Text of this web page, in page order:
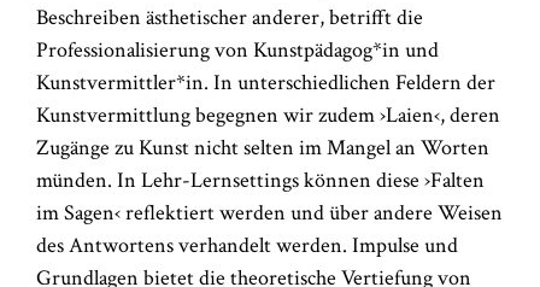
Beschreiben ästhetischer anderer, betrifft die
Professionalisierung von Kunstpädagog*in und
Kunstvermittler*in. In unterschiedlichen Feldern der
Kunstvermittlung begegnen wir zudem ›Laien‹, deren
Zugänge zu Kunst nicht selten im Mangel an Worten
münden. In Lehr-Lernsettings können diese ›Falten
im Sagen‹ reflektiert werden und über andere Weisen
des Antwortens verhandelt werden. Impulse und
Grundlagen bietet die theoretische Vertiefung von